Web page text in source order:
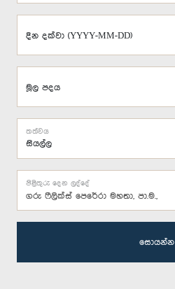
දින දක්වා (YYYY-MM-DD)
මූල පදය
තත්වය
ගරු ෆීලික්ස් පෙරේරා මහතා, පා.ම.,
පිළිතුරු දෙන ලද්දේ
සොයන්න